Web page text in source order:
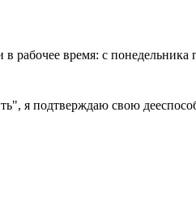
рабочее время: с
я подтверждаю свою